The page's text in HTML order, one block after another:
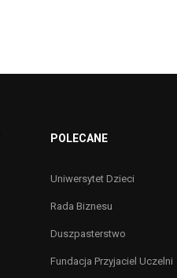
POLECANE
Uniwersytet Dzieci
Rada Biznesu
Duszpasterstwo
Fundacja Przyjaciel Uczelni